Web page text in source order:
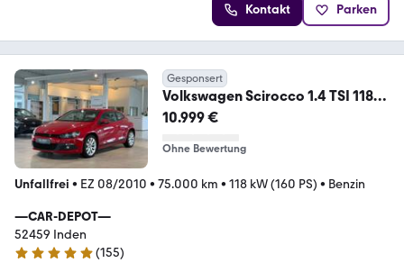
Kontakt Parken
Gesponsert
Volkswagen Scirocco 1.4 TSI 118
kW*AUTOMA.*TOUCH*PDC*SHZ*
10.999 €
Ohne Bewertung
Unfallfrei • EZ 08/2010 • 75.000 km • 118 kW (160 PS) • Benzin
—CAR-DEPOT—
52459 Inden
4.9 Sterne
(155)